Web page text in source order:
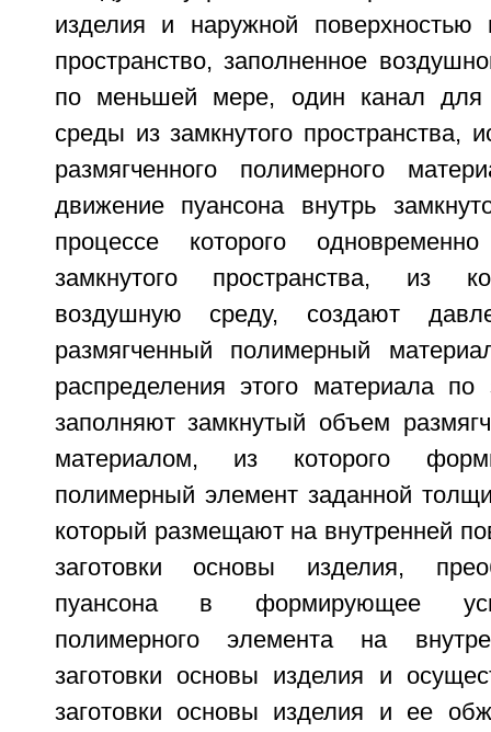
изделия и наружной поверхностью
пространство, заполненное
по меньшей мере, один канал для
среды из замкнутого пространства,
размягченного полимерного
движение пуансона внутрь
процессе которого
замкнутого пространства, из
воздушную среду, создают
размягченный полимерный
распределения этого материала по
заполняют замкнутый объем
материалом, из которого
полимерный элемент заданной
который размещают на внутренней
заготовки основы изделия,
пуансона в формирующее
полимерного элемента на
заготовки основы изделия и
заготовки основы изделия и ее